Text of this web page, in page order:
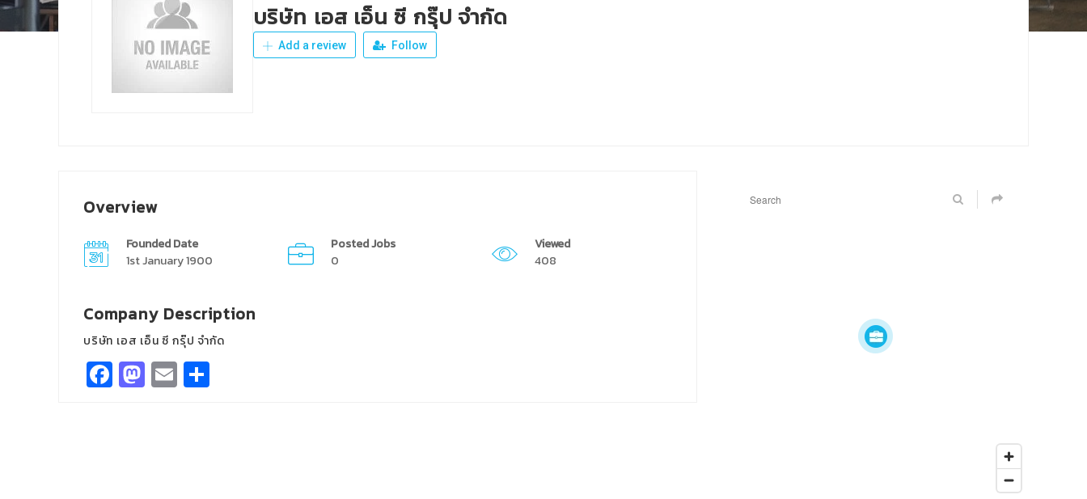
บริษัท เอส เอ็น ซี กรุ๊ป จำกัด
Add a review Follow
Overview
Founded Date
1st January 1900
Posted Jobs
0
Viewed
408
Company Description
บริษัท เอส เอ็น ซี กรุ๊ป จำกัด
Facebook
Mastodon
Email